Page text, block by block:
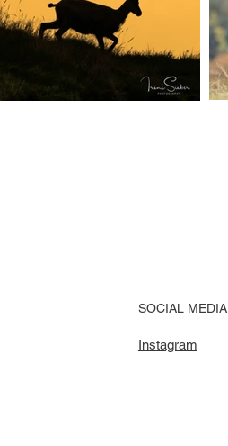
SOCIAL MEDIA
Instagram